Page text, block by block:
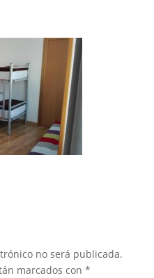
no será publicada.
marcados con *